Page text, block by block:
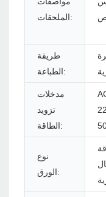
الملحقات:
طريقة
الطباعة:
مدخلات
تزويد
الطاقة:
نوع
الورق: